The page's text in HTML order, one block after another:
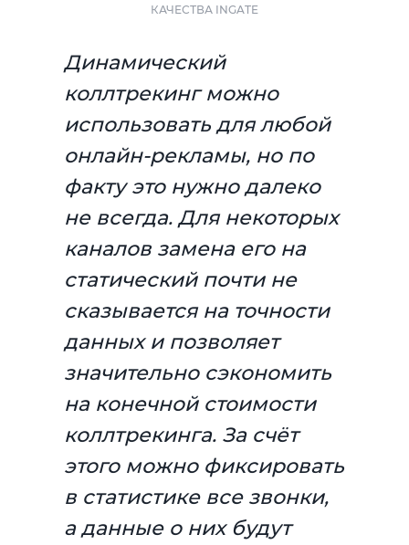
КАЧЕСТВА INGATE
Динамический
коллтрекинг можно
использовать для любой
онлайн-рекламы, но по
факту это нужно далеко
не всегда. Для некоторых
каналов замена его на
статический почти не
сказывается на точности
данных и позволяет
значительно сэкономить
на конечной стоимости
коллтрекинга. За счёт
этого можно фиксировать
в статистике все звонки,
а данные о них будут